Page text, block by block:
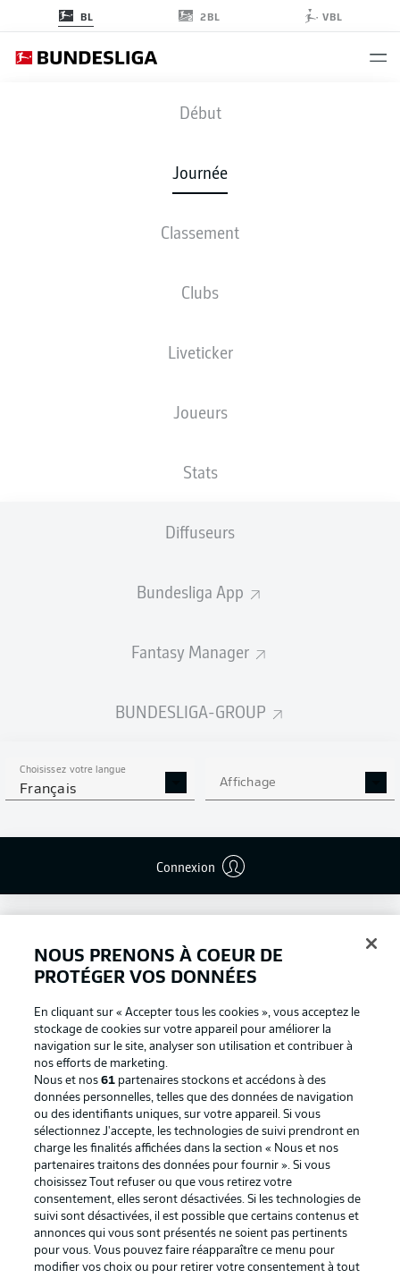
BL 2BL VBL
Début
Journée
Classement
Clubs
Liveticker
Joueurs
Stats
Diffuseurs
Bundesliga App
Fantasy Manager
BUNDESLIGA-GROUP
Choisissez votre langue
Français Affichage
Connexion
SGE - FCU
COMPOSITIONS STATISTIQUES
ven., 22.01.2027 - dim., 24.01.2027
Publicité
Football as it's meant to be
BUNDESLIGA APP
NOUS PRENONS À COEUR DE
PROTÉGER VOS DONNÉES
En cliquant sur « Accepter tous les cookies », vous acceptez le
stockage de cookies sur votre appareil pour améliorer la
navigation sur le site, analyser son utilisation et contribuer à
nos efforts de marketing.
Nous et nos61 partenaires stockons et accédons à des
données personnelles, telles que des données de navigation
ou des identifiants uniques, sur votre appareil. Si vous
sélectionnez J'accepte, les technologies de suivi prendront en
charge les finalités affichées dans la section « Nous et nos
partenaires traitons des données pour fournir ». Si vous
choisissez Tout refuser ou que vous retirez votre
consentement, elles seront désactivées. Si les technologies de
suivi sont désactivées, il est possible que certains contenus et
annonces qui vous sont présentés ne soient pas pertinents
pour vous. Vous pouvez faire réapparaître ce menu pour
modifier vos choix ou pour retirer votre consentement à tout